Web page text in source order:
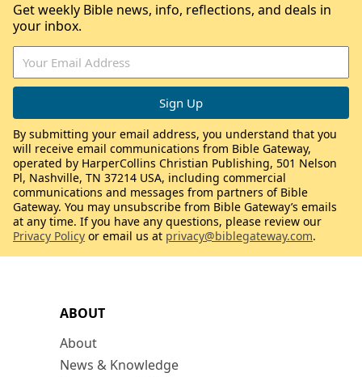
ABOUT
About
News & Knowledge
Get weekly Bible news, info, reflections, and deals in
your inbox.
By submitting your email address, you understand that you
will receive email communications from Bible Gateway,
operated by HarperCollins Christian Publishing, 501 Nelson
Pl, Nashville, TN 37214 USA, including commercial
communications and messages from partners of Bible
Gateway. You may unsubscribe from Bible Gateway’s emails
at any time. If you have any questions, please review our
Privacy Policy or email us at privacy@biblegateway.com.